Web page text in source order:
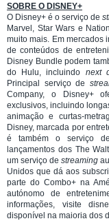
SOBRE O DISNEY+
O Disney+ é o serviço de
Marvel, Star Wars e
muito mais. Em mercados
de conteúdos de
Disney Bundle podem
do Hulu, incluindo next
Principal serviço de
Company, o Disney+
exclusivos, incluindo
animação e curtas-
Disney, marcada por
é também o serviço
lançamentos dos The
um serviço destreaming
Unidos que dá aos
parte do Combo+ na
autónomo de
informações, visite
disponível na maioria dos